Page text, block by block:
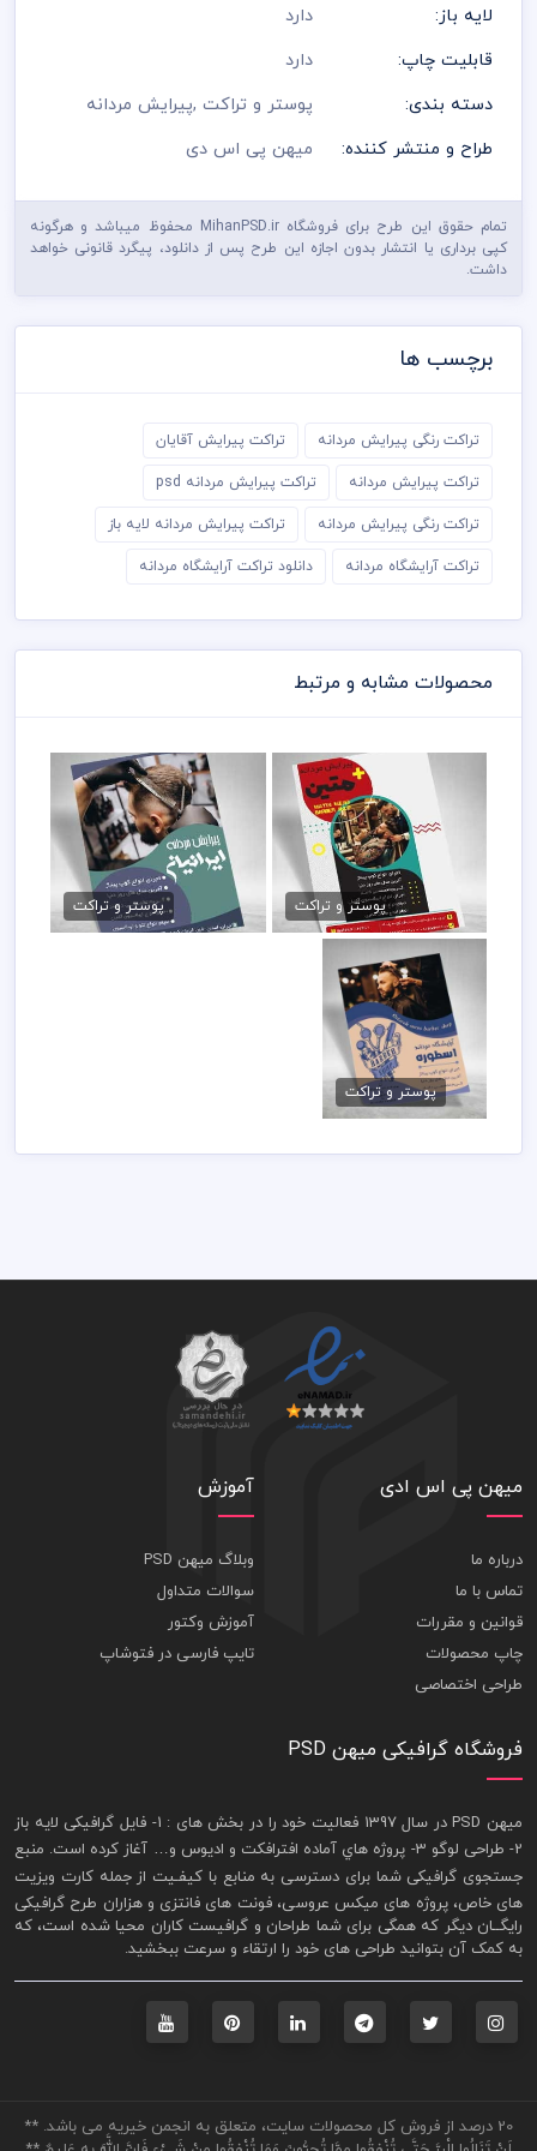
لایه باز:
دارد
قابلیت چاپ:
دارد
دسته بندی:
پوستر و تراکت,پیرایش مردانه
طراح و منتشر کننده:
میهن پی اس دی
تمام حقوق این طرح برای فروشگاه MihanPSD.ir محفوظ میباشد و هرگونه
کپی برداری یا انتشار بدون اجازه این طرح پس از دانلود، پیگرد قانونی خواهد
داشت.
برچسب ها
تراکت رنگی پیرایش مردانه تراکت پیرایش آقایان
تراکت پیرایش مردانه تراکت پیرایش مردانه psd
تراکت رنگی پیرایش مردانه تراکت پیرایش مردانه لایه باز
تراکت آرایشگاه مردانه دانلود تراکت آرایشگاه مردانه
محصولات مشابه و مرتبط
تراکت لایه باز پیرایش مردانه
79,000 تومانپوستر و تراکت
تراکت پیرایش مردانه
79,000 تومانپوستر و تراکت
تراکت لایه باز پیرایش
مردانه
79,000 تومان
پوستر و تراکت
میهن پی اس ادی
درباره ما
تماس با ما
قوانین و مقررات
چاپ محصولات
طراحی اختصاصی
آموزش
وبلاگ میهن PSD
سوالات متداول
آموزش وکتور
تایپ فارسی در فتوشاپ
فروشگاه گرافیکی میهن PSD
ميهن PSD در سال 1397 فعاليت خود را در بخش های : 1-
فايل گرافيکی لايه باز
2- طراحی لوگو 3- پروژه هاي آماده افترافکت و اديوس و… آغاز کرده است. منبع
جستجوی گرافيکی شما برای دسترسی به منابع با کيفـيت از جملهکارت ويزيت
های خاص، پروژه های ميکس عروسی، فونت های فانتزی و هزاران طرح گرافیکی
رايگــان ديگر که همگی برای شما طراحان و گرافيست کاران محيا شده است، که
به کمک آن بتوانيد طراحی های خود را ارتقاء و سرعت ببخشيد.
20 درصد از فروش کل محصولات سایت، متعلق به انجمن خیریه می باشد. **